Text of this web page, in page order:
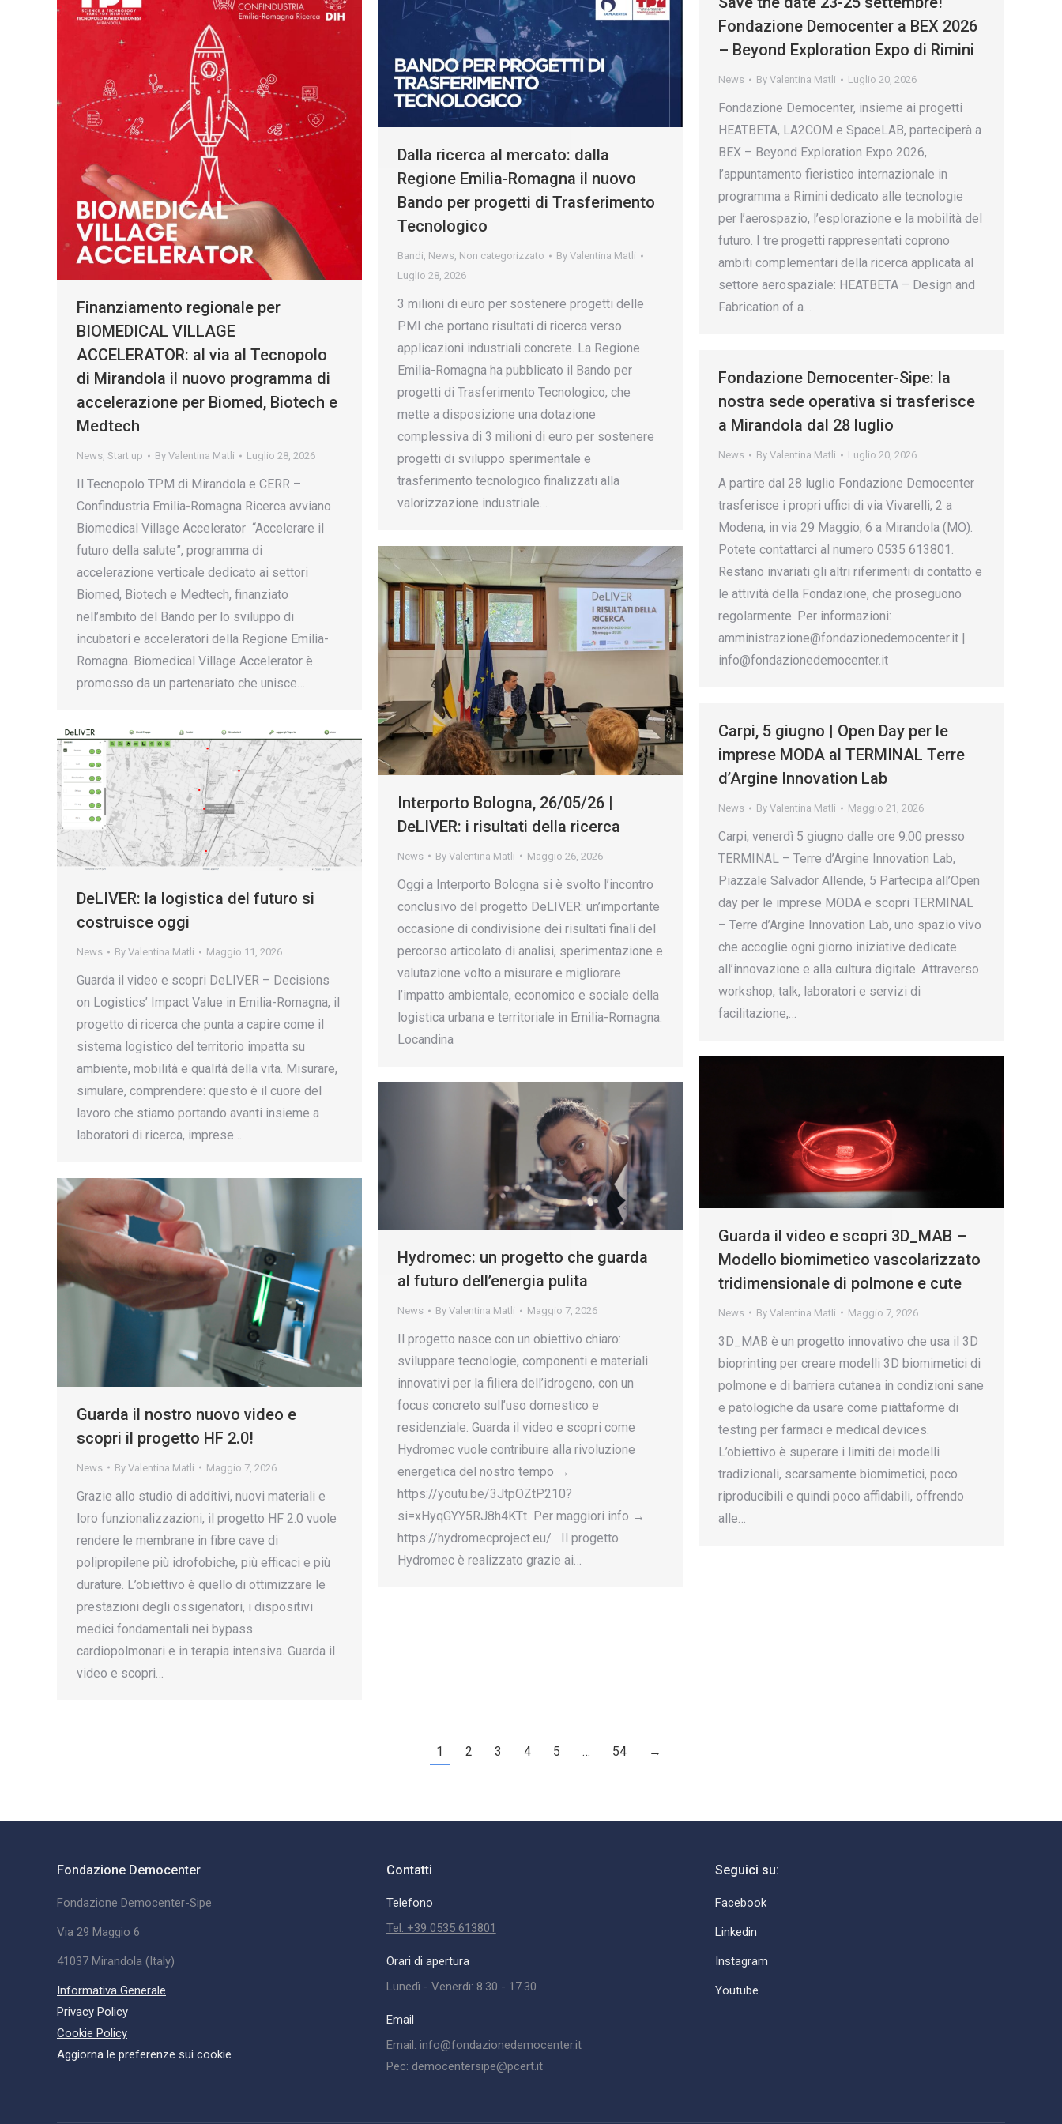
Finanziamento regionale per
BIOMEDICAL VILLAGE
ACCELERATOR: al via al Tecnopolo
di Mirandola il nuovo programma di
accelerazione per Biomed, Biotech e
Medtech
News, Start up By Valentina Matli Luglio 28, 2026
Il Tecnopolo TPM di Mirandola e CERR –
Confindustria Emilia-Romagna Ricerca avviano
Biomedical Village Accelerator “Accelerare il
futuro della salute”, programma di
accelerazione verticale dedicato ai settori
Biomed, Biotech e Medtech, finanziato
nell’ambito del Bando per lo sviluppo di
incubatori e acceleratori della Regione Emilia-
Romagna. Biomedical Village Accelerator è
promosso da un partenariato che unisce…
Dalla ricerca al mercato: dalla
Regione Emilia-Romagna il nuovo
Bando per progetti di Trasferimento
Tecnologico
Bandi, News, Non categorizzato By Valentina Matli
Luglio 28, 2026
3 milioni di euro per sostenere progetti delle
PMI che portano risultati di ricerca verso
applicazioni industriali concrete. La Regione
Emilia-Romagna ha pubblicato il Bando per
progetti di Trasferimento Tecnologico, che
mette a disposizione una dotazione
complessiva di 3 milioni di euro per sostenere
progetti di sviluppo sperimentale e
trasferimento tecnologico finalizzati alla
valorizzazione industriale…
Fondazione Democenter a BEX 2026
– Beyond Exploration Expo di Rimini
News By Valentina Matli Luglio 20, 2026
Fondazione Democenter, insieme ai progetti
HEATBETA, LA2COM e SpaceLAB, parteciperà a
BEX – Beyond Exploration Expo 2026,
l’appuntamento fieristico internazionale in
programma a Rimini dedicato alle tecnologie
per l’aerospazio, l’esplorazione e la mobilità del
futuro. I tre progetti rappresentati coprono
ambiti complementari della ricerca applicata al
settore aerospaziale: HEATBETA – Design and
Fabrication of a…
Fondazione Democenter-Sipe: la
nostra sede operativa si trasferisce
a Mirandola dal 28 luglio
News By Valentina Matli Luglio 20, 2026
A partire dal 28 luglio Fondazione Democenter
trasferisce i propri uffici di via Vivarelli, 2 a
Modena, in via 29 Maggio, 6 a Mirandola (MO).
Potete contattarci al numero 0535 613801.
Restano invariati gli altri riferimenti di contatto e
le attività della Fondazione, che proseguono
regolarmente. Per informazioni:
amministrazione@fondazionedemocenter.it |
info@fondazionedemocenter.it
Interporto Bologna, 26/05/26 |
DeLIVER: i risultati della ricerca
News By Valentina Matli Maggio 26, 2026
Oggi a Interporto Bologna si è svolto l’incontro
conclusivo del progetto DeLIVER: un’importante
occasione di condivisione dei risultati finali del
percorso articolato di analisi, sperimentazione e
valutazione volto a misurare e migliorare
l’impatto ambientale, economico e sociale della
logistica urbana e territoriale in Emilia-Romagna.
Locandina
Carpi, 5 giugno | Open Day per le
imprese MODA al TERMINAL Terre
d’Argine Innovation Lab
News By Valentina Matli Maggio 21, 2026
Carpi, venerdì 5 giugno dalle ore 9.00 presso
TERMINAL – Terre d’Argine Innovation Lab,
Piazzale Salvador Allende, 5 Partecipa all’Open
day per le imprese MODA e scopri TERMINAL
– Terre d’Argine Innovation Lab, uno spazio vivo
che accoglie ogni giorno iniziative dedicate
all’innovazione e alla cultura digitale. Attraverso
workshop, talk, laboratori e servizi di
facilitazione,…
DeLIVER: la logistica del futuro si
costruisce oggi
News By Valentina Matli Maggio 11, 2026
Guarda il video e scopri DeLIVER – Decisions
on Logistics’ Impact Value in Emilia-Romagna, il
progetto di ricerca che punta a capire come il
sistema logistico del territorio impatta su
ambiente, mobilità e qualità della vita. Misurare,
simulare, comprendere: questo è il cuore del
lavoro che stiamo portando avanti insieme a
laboratori di ricerca, imprese…
Guarda il video e scopri 3D_MAB –
Modello biomimetico vascolarizzato
tridimensionale di polmone e cute
News By Valentina Matli Maggio 7, 2026
3D_MAB è un progetto innovativo che usa il 3D
bioprinting per creare modelli 3D biomimetici di
polmone e di barriera cutanea in condizioni sane
e patologiche da usare come piattaforme di
testing per farmaci e medical devices.
L’obiettivo è superare i limiti dei modelli
tradizionali, scarsamente biomimetici, poco
riproducibili e quindi poco affidabili, offrendo
alle…
Hydromec: un progetto che guarda
al futuro dell’energia pulita
News By Valentina Matli Maggio 7, 2026
Il progetto nasce con un obiettivo chiaro:
sviluppare tecnologie, componenti e materiali
innovativi per la filiera dell’idrogeno, con un
focus concreto sull’uso domestico e
residenziale. Guarda il video e scopri come
Hydromec vuole contribuire alla rivoluzione
energetica del nostro tempo →
https://youtu.be/3JtpOZtP210?
si=xHyqGYY5RJ8h4KTt Per maggiori info →
https://hydromecproject.eu/ Il progetto
Hydromec è realizzato grazie ai…
Guarda il nostro nuovo video e
scopri il progetto HF 2.0!
News By Valentina Matli Maggio 7, 2026
Grazie allo studio di additivi, nuovi materiali e
loro funzionalizzazioni, il progetto HF 2.0 vuole
rendere le membrane in fibre cave di
polipropilene più idrofobiche, più efficaci e più
durature. L’obiettivo è quello di ottimizzare le
prestazioni degli ossigenatori, i dispositivi
medici fondamentali nei bypass
cardiopolmonari e in terapia intensiva. Guarda il
video e scopri…
1 2 3 4 5 … 54 →
Fondazione Democenter
Fondazione Democenter-Sipe
Via 29 Maggio 6
41037 Mirandola (Italy)
Informativa Generale
Privacy Policy
Cookie Policy
Aggiorna le preferenze sui cookie
Contatti
Telefono
Tel: +39 0535 613801
Orari di apertura
Lunedì - Venerdì: 8.30 - 17.30
Email
Email: info@fondazionedemocenter.it
Pec: democentersipe@pcert.it
Seguici su:
Facebook
Linkedin
Instagram
Youtube